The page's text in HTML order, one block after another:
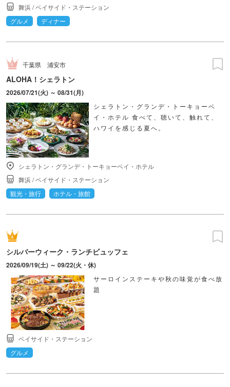
舞浜/ベイサイド・ステーション
グルメ
ディナー
千葉県 浦安市
ALOHA！シェラトン
2026/07/21(火) ～ 08/31(月)
シェラトン・グランデ・トーキョーベ
イ・ホテル 食べて、聴いて、触れて、
ハワイを感じる夏へ。
シェラトン・グランデ・トーキョーベイ・ホテル
舞浜/ベイサイド・ステーション
観光・旅行
ホテル・旅館
シルバーウィーク・ランチビュッフェ
2026/09/19(土) ～ 09/22(火・休)
サーロインステーキや秋の味覚が食べ放
題
ベイサイド・ステーション
グルメ